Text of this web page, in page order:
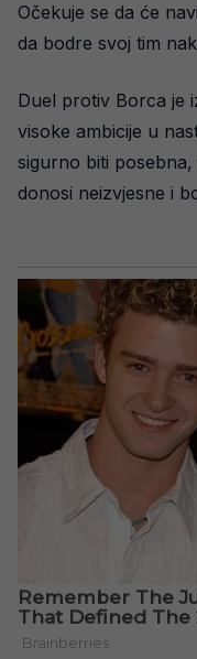
Očekuje se da će
da bodre svoj tim
Duel protiv Borca je
visoke ambicije u
sigurno biti
donosi neizvjesne i